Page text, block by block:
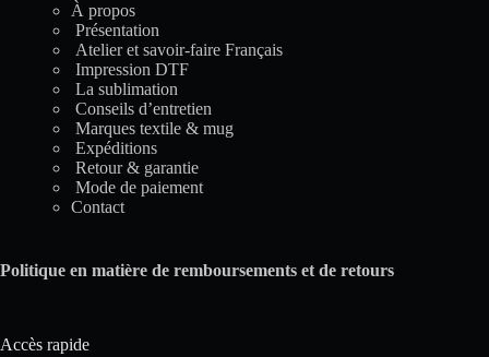
À propos
Présentation
Atelier et savoir-faire Français
Impression DTF
La sublimation
Conseils d’entretien
Marques textile & mug
Expéditions
Retour & garantie
Mode de paiement
Contact
Politique en matière de remboursements et de retours
Accès rapide